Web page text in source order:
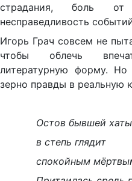
страдания, боль
несправедливость
Игорь Грач совсем не
чтобы облечь
литературную форму.
зерно правды в реальную
Остов бывшей
в степь глядит
спокойным